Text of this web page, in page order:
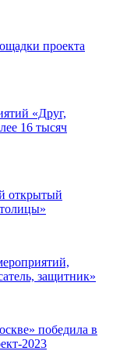
проекта
«Друг,
16 тысяч
открытый
защитник»
победила в
2023